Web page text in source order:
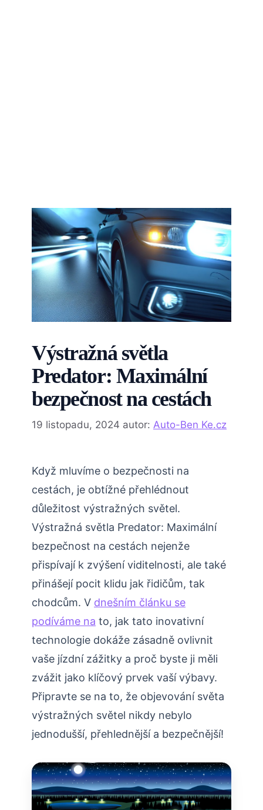
Výstražná světla
Predator: Maximální
bezpečnost na cestách
19 listopadu, 2024 autor: Auto-Ben Ke.cz
Když mluvíme o bezpečnosti na
cestách, je obtížné přehlédnout
důležitost výstražných světel.
Výstražná světla Predator: Maximální
bezpečnost na cestách nejenže
přispívají k zvýšení viditelnosti, ale také
přinášejí pocit klidu jak řidičům, tak
chodcům. V dnešním článku se
podíváme na to, jak tato inovativní
technologie dokáže zásadně ovlivnit
vaše jízdní zážitky a proč byste ji měli
zvážit jako klíčový prvek vaší výbavy.
Připravte se na to, že objevování světa
výstražných světel nikdy nebylo
jednodušší, přehlednější a bezpečnější!